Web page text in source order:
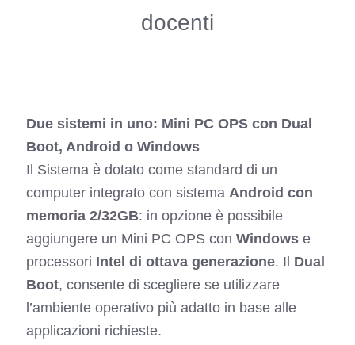
docenti
Due sistemi in uno: Mini PC OPS con Dual
Boot, Android o Windows
Il Sistema è dotato come standard di un
computer integrato con sistema Android con
memoria 2/32GB: in opzione è possibile
aggiungere un Mini PC OPS con Windowse
processori Intel di ottava generazione. Il Dual
Boot, consente di scegliere se utilizzare
l’ambiente operativo più adatto in base alle
applicazioni richieste.